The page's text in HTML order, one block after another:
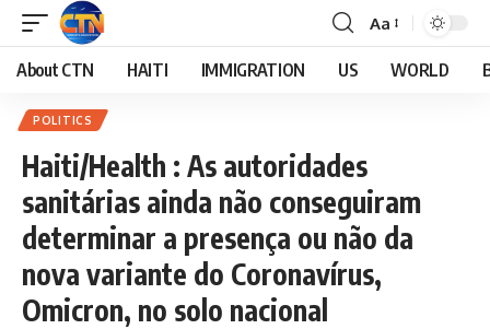
Aa
About CTN HAITI IMMIGRATION US WORLD
POLITICS
Haiti/Health : As autoridades
sanitárias ainda não conseguiram
determinar a presença ou não da
nova variante do Coronavírus,
Omicron, no solo nacional